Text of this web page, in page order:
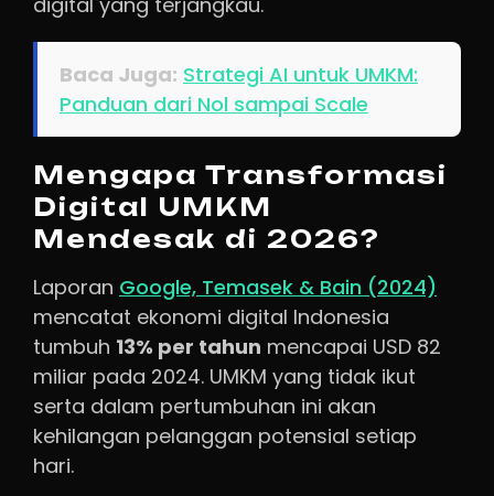
Baca Juga: Strategi AI untuk UMKM:
Panduan dari Nol sampai Scale
Mengapa Transformasi
Digital UMKM
Mendesak di 2026?
Laporan Google, Temasek & Bain (2024)
mencatat ekonomi digital Indonesia
tumbuh 13% per tahun mencapai USD 82
miliar pada 2024. UMKM yang tidak ikut
serta dalam pertumbuhan ini akan
kehilangan pelanggan potensial setiap
hari.